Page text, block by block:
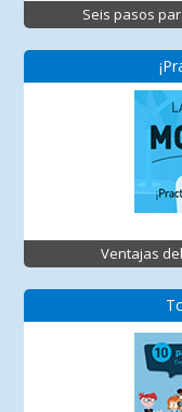
Seis pasos
Ventajas